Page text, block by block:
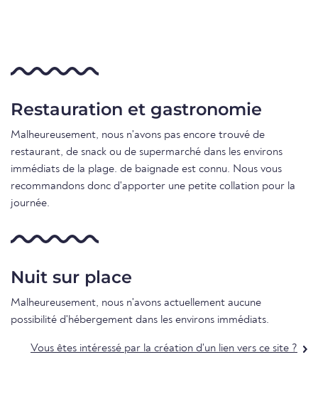
Restauration et gastronomie
Malheureusement, nous n'avons pas encore trouvé de
restaurant, de snack ou de supermarché dans les environs
immédiats de la plage. de baignade est connu. Nous vous
recommandons donc d'apporter une petite collation pour la
journée.
Nuit sur place
Malheureusement, nous n'avons actuellement aucune
possibilité d'hébergement dans les environs immédiats.
Vous êtes intéressé par la création d'un lien vers ce site ?